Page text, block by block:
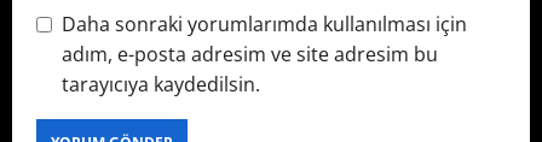
Daha sonraki yorumlarımda kullanılması için
adım, e-posta adresim ve site adresim bu
tarayıcıya kaydedilsin.